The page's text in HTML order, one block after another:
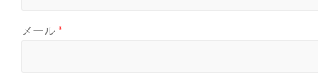
メール *